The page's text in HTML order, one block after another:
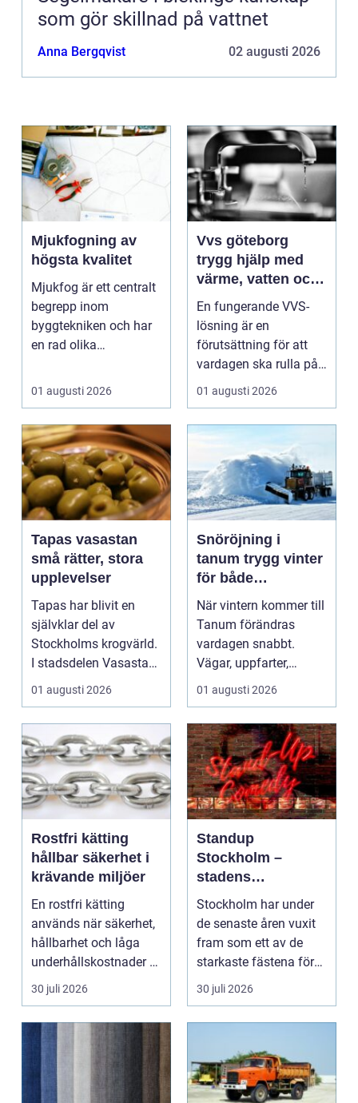
som gör skillnad på vattnet
Anna Bergqvist 02 augusti 2026
Mjukfogning av
högsta kvalitet
Mjukfog är ett centralt
begrepp inom
byggtekniken och har
en rad olika
..
01 augusti 2026
Vvs göteborg
trygg hjälp med
värme, vatten och
sanitet
En fungerande VVS-
lösning är en
förutsättning för att
vardagen ska rulla på.
När värmen strular,
01 augusti 2026
Tapas vasastan
små rätter, stora
upplevelser
Tapas har blivit en
självklar del av
Stockholms krogvärld.
I stadsdelen Vasastan
har utvecklingen gå...
01 augusti 2026
Snöröjning i
tanum trygg vinter
för både
privatpersoner och
företag
När vintern kommer till
Tanum förändras
vardagen snabbt.
Vägar, uppfarter,
parkeringar och
gångvägar...
01 augusti 2026
Rostfri kätting
hållbar säkerhet i
krävande miljöer
En rostfri kätting
används när säkerhet,
hållbarhet och låga
underhållskostnader är
viktigare än läg...
30 juli 2026
Standup
Stockholm –
stadens
vardagsrum för
skratt
Stockholm har under
de senaste åren vuxit
fram som ett av de
starkaste fästena för
s...
30 juli 2026